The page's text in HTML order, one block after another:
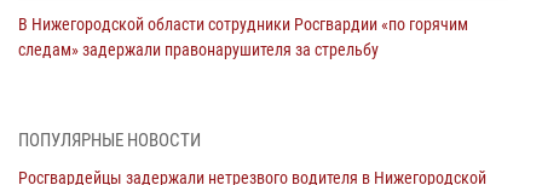
В Нижегородской области сотрудники Росгвардии «по горячим
следам» задержали правонарушителя за стрельбу
В Нижегородской области продолжаются мероприятия в рамках
ПОПУЛЯРНЫЕ НОВОСТИ
Росгвардейцы задержали нетрезвого водителя в Нижегородской